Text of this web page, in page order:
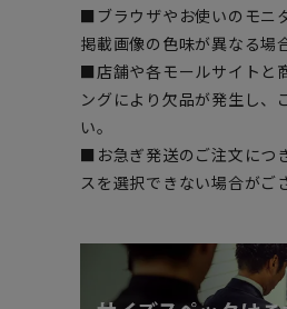
■ブラウザやお使いのモニ
掲載画像の色味が異なる場
■店舗や各モールサイトと
ングにより欠品が発生し、
い。
■お急ぎ発送のご注文につ
スを選択できない場合がご